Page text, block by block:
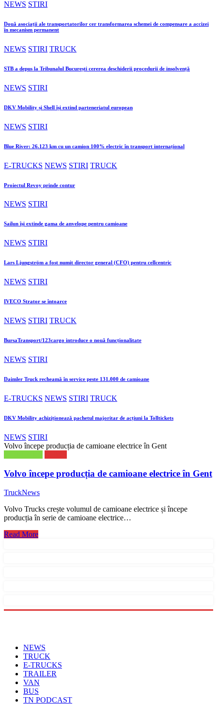
NEWS STIRI
Două asociații ale transportatorilor cer transformarea schemei de compensare a accizei
în mecanism permanent
NEWS STIRI TRUCK
STB a depus la Tribunalul București cererea deschiderii procedurii de insolvență
NEWS STIRI
DKV Mobility și Shell își extind parteneriatul european
NEWS STIRI
Blue River: 26.123 km cu un camion 100% electric în transport internațional
E-TRUCKS NEWS STIRI TRUCK
Proiectul Revoy prinde contur
NEWS STIRI
Sailun își extinde gama de anvelope pentru camioane
NEWS STIRI
Lars Ljungström a fost numit director general (CFO) pentru cellcentric
NEWS STIRI
IVECO Strator se întoarce
NEWS STIRI TRUCK
BursaTransport/123cargo introduce o nouă funcționalitate
NEWS STIRI
Daimler Truck recheamă în service peste 131.000 de camioane
E-TRUCKS NEWS STIRI TRUCK
DKV Mobility achiziționează pachetul majoritar de acțiuni la Tolltickets
NEWS STIRI
Volvo începe producția de camioane electrice în Gent
Volvo începe producția de camioane electrice în Gent
TruckNews
Volvo Trucks crește volumul de camioane electrice și începe
producția în serie de camioane electrice…
Read More
NEWS
TRUCK
E-TRUCKS
TRAILER
VAN
BUS
TN PODCAST